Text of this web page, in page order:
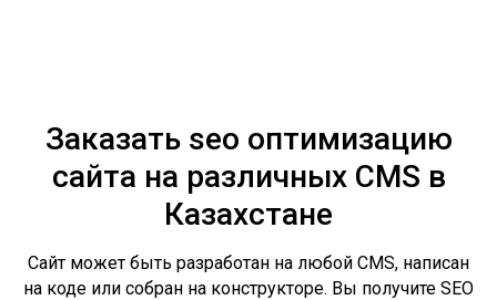
Заказать seo оптимизацию
сайта на различных CMS в
Казахстане
Cайт может быть разработан на любой CMS, написан
на коде или собран на конструкторе. Вы получите SEO